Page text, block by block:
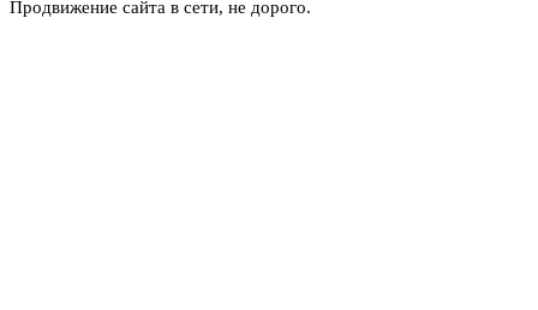
Продвижение сайта в сети, не дорого.